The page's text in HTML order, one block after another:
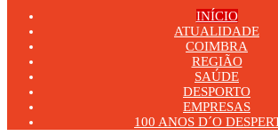
INÍCIO
ATUALIDADE
COIMBRA
REGIÃO
SAÚDE
DESPORTO
EMPRESAS
100 ANOS D´O